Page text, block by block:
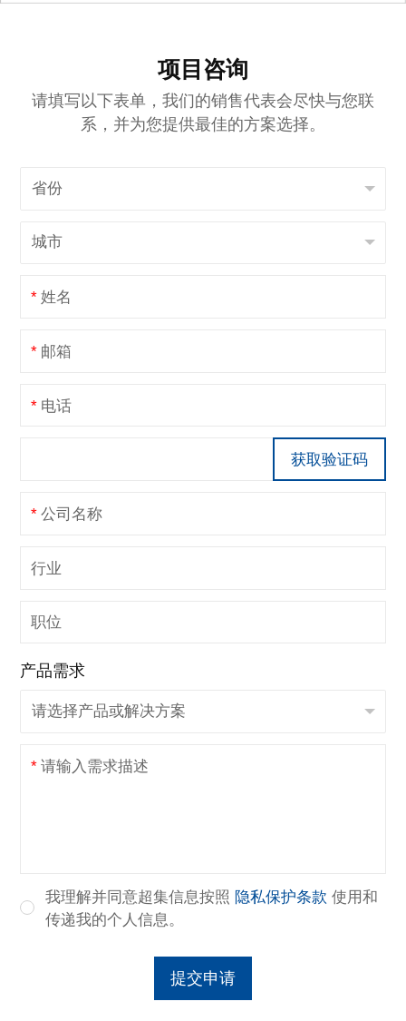
项目咨询
请填写以下表单，我们的销售代表会尽快与您联
系，并为您提供最佳的方案选择。
* 姓名
* 邮箱
* 电话
获取验证码
* 公司名称
行业
职位
产品需求
* 请输入需求描述
我理解并同意超集信息按照 隐私保护条款 使用和
传递我的个人信息。
提交申请